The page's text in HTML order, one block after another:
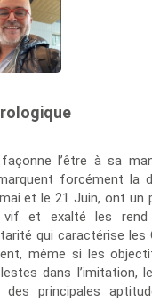
façonne l’être à sa
forcément la
et le 21 Juin, ont un
vif et exalté les
qui caractérise les
même si les
dans l’imitation,
des principales